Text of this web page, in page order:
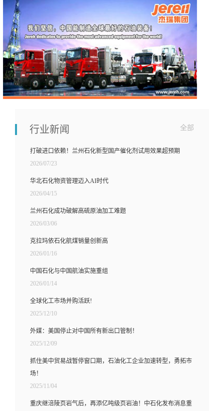
行业新闻 全部
打破进口依赖！兰州石化新型国产催化剂试用效果超预期
2026/07/23
华北石化物资管理迈入AI时代
2026/04/15
兰州石化成功破解高硫原油加工难题
2026/03/06
克拉玛依石化航煤销量创新高
2026/01/16
中国石化与中国航油实施重组
2026/01/14
全球化工市场并购活跃!
2025/12/10
外媒：美国停止对中国所有新出口管制！
2025/12/09
抓住美中贸易战暂停窗口期，石油化工企业加速转型，勇拓市
场！
2025/11/04
重庆继涪陵页岩气后，再添亿吨级页岩油！中石化发布消息重